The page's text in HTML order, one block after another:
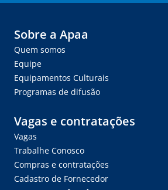
Sobre a Apaa
Quem somos
Equipe
Equipamentos Culturais
Programas de difusão
Vagas e contratações
Vagas
Trabalhe Conosco
Compras e contratações
Cadastro de Fornecedor